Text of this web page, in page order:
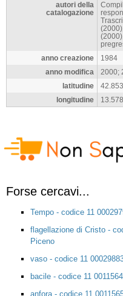
autori della
catalogazione
anno creazione
1984
anno modifica
2000;
latitudine
longitudine
Forse cercavi...
Tempo - codice 11
flagellazione di Cristo -
Piceno
vaso - codice 11
bacile - codice 11
anfora - codice 11